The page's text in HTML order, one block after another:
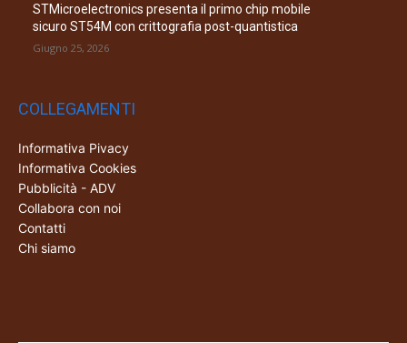
STMicroelectronics presenta il primo chip mobile
sicuro ST54M con crittografia post-quantistica
Giugno 25, 2026
COLLEGAMENTI
Informativa Pivacy
Informativa Cookies
Pubblicità - ADV
Collabora con noi
Contatti
Chi siamo